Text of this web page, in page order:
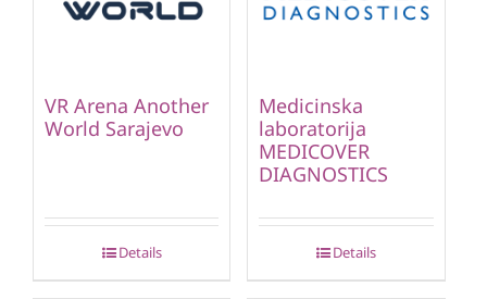
VR Arena Another
World Sarajevo
Details
Medicinska
laboratorija
MEDICOVER
DIAGNOSTICS
Details